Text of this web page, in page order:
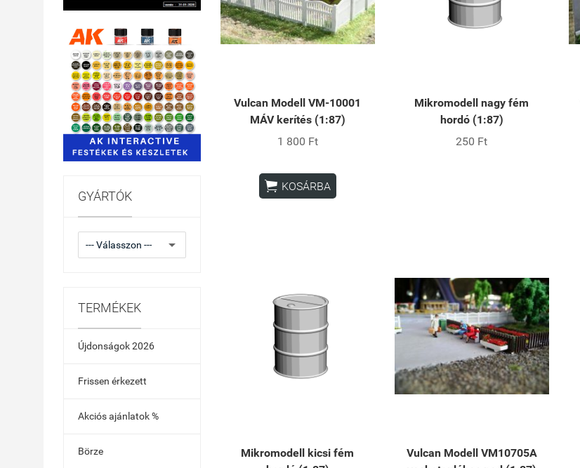
GYÁRTÓK
TERMÉKEK
Újdonságok 2026
Frissen érkezett
Akciós ajánlatok %
Börze
Vulcan Modell VM-10001
MÁV kerítés (1:87)
1 800 Ft
 KOSÁRBA
Mikromodell nagy fém
hordó (1:87)
250 Ft
Mikromodell kicsi fém
Vulcan Modell VM10705A